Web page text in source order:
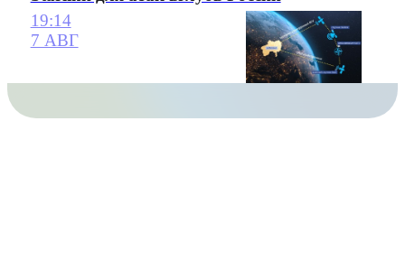
19:14
7 АВГ